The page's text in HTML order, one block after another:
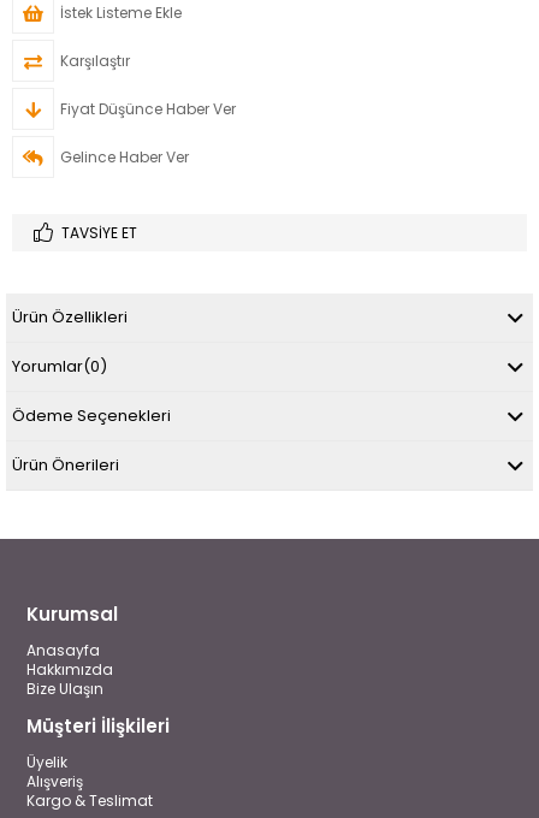
İstek Listeme Ekle
Karşılaştır
Fiyat Düşünce Haber Ver
Gelince Haber Ver
TAVSIYE ET
Ürün Özellikleri
Yorumlar(0)
Ödeme Seçenekleri
Ürün Önerileri
Kurumsal
Anasayfa
Hakkımızda
Bize Ulaşın
Müşteri İlişkileri
Üyelik
Alışveriş
Kargo & Teslimat